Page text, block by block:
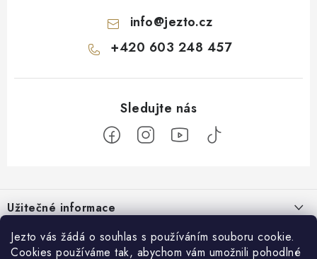
Jezto vás žádá o souhlas s používáním souboru cookie.
Cookies používáme tak, abychom vám umožnili pohodlné
info@jezto.cz
+420 603 248 457
pUžitečné informace
O nás
Zákaznický servis